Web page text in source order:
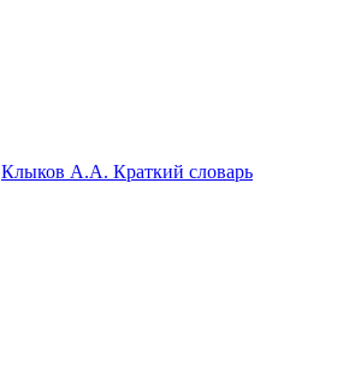
Клыков А.А. Краткий словарь